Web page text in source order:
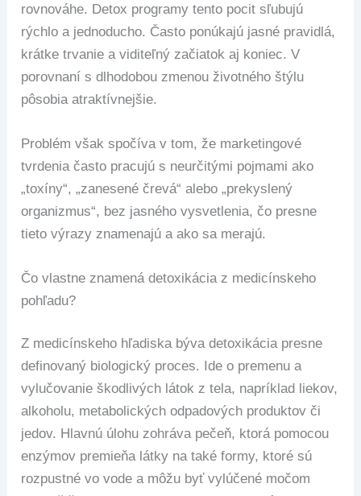
rovnováhe. Detox programy tento pocit sľubujú
rýchlo a jednoducho. Často ponúkajú jasné pravidlá,
krátke trvanie a viditeľný začiatok aj koniec. V
porovnaní s dlhodobou zmenou životného štýlu
pôsobia atraktívnejšie.
Problém však spočíva v tom, že marketingové
tvrdenia často pracujú s neurčitými pojmami ako
„toxíny“, „zanesené črevá“ alebo „prekyslený
organizmus“, bez jasného vysvetlenia, čo presne
tieto výrazy znamenajú a ako sa merajú.
Čo vlastne znamená detoxikácia z medicínskeho
pohľadu?
Z medicínskeho hľadiska býva detoxikácia presne
definovaný biologický proces. Ide o premenu a
vylučovanie škodlivých látok z tela, napríklad liekov,
alkoholu, metabolických odpadových produktov či
jedov. Hlavnú úlohu zohráva pečeň, ktorá pomocou
enzýmov premieňa látky na také formy, ktoré sú
rozpustné vo vode a môžu byť vylúčené močom